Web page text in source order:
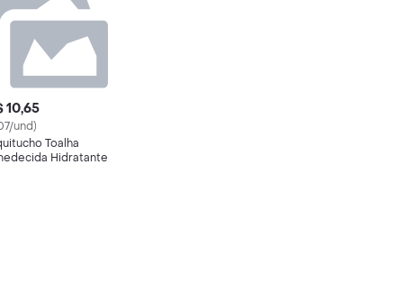
10,65
und)
Toalha
Hidratante